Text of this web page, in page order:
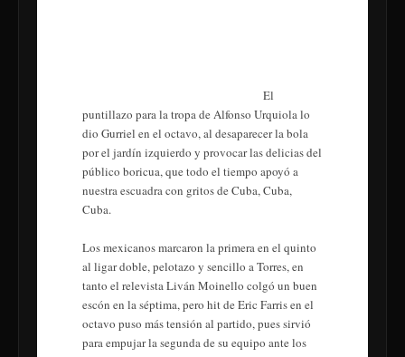
El
puntillazo para la tropa de Alfonso Urquiola lo
dio Gurriel en el octavo, al desaparecer la bola
por el jardín izquierdo y provocar las delicias del
público boricua, que todo el tiempo apoyó a
nuestra escuadra con gritos de Cuba, Cuba,
Cuba.
Los mexicanos marcaron la primera en el quinto
al ligar doble, pelotazo y sencillo a Torres, en
tanto el relevista Liván Moinello colgó un buen
escón en la séptima, pero hit de Eric Farris en el
octavo puso más tensión al partido, pues sirvió
para empujar la segunda de su equipo ante los